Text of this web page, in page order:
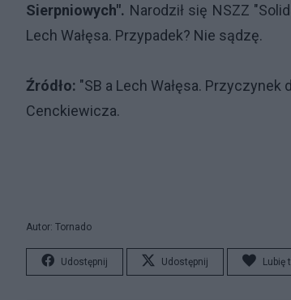
Sierpniowych". Narodził się NSZZ
Lech Wałęsa. Przypadek? Nie sądzę.
Źródło: "SB a Lech Wałęsa.
Cenckiewicza.
Autor: Tornado
Udostępnij Udostępnij Lubię